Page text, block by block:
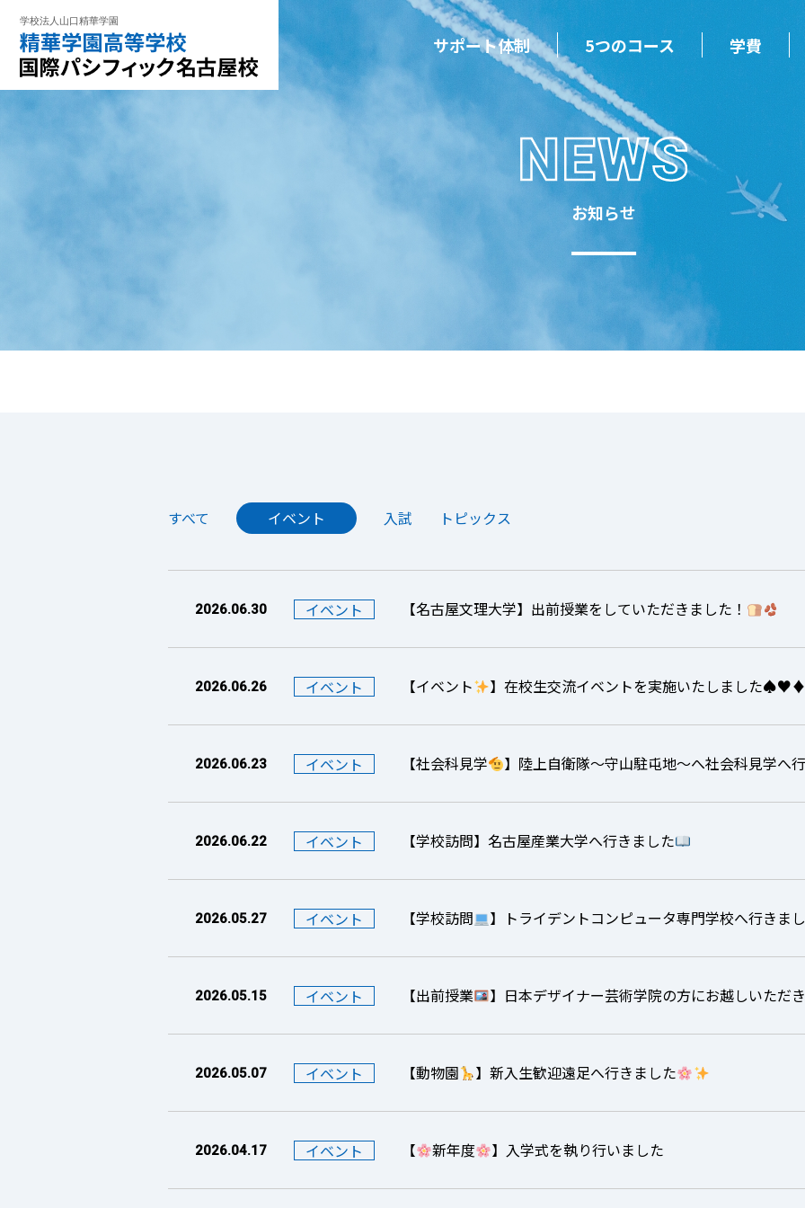
サポート体制 5つのコース 学費
お知らせ
すべて イベント 入試 トピックス
2026.06.30 イベント 【名古屋文理大学】出前授業をしていただきました！
2026.06.26 イベント 【イベント 】在校生交流イベントを実施いたしました♠️♥️♦️
2026.06.23 イベント 【社会科見学 】陸上自衛隊～守山駐屯地～へ社会科見学へ
2026.06.22 イベント 【学校訪問】名古屋産業大学へ行きました
2026.05.27 イベント 【学校訪問 】トライデントコンピュータ専門学校へ行きまし
2026.05.15 イベント 【出前授業 】日本デザイナー芸術学院の方にお越しいただ
2026.05.07 イベント 【動物園 】新入生歓迎遠足へ行きました
2026.04.17 イベント 【 新年度 】入学式を執り行いました